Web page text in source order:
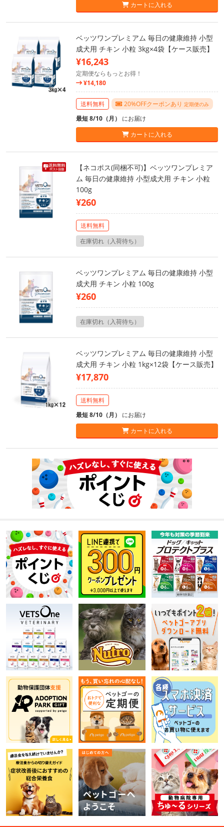
カートに入れる
ベッツワンプレミアム 毎日の健康維持 小型
成犬用 チキン 小粒 3kg×4袋【ケース販売】
¥16,243
定期便ならもっとお得！
¥14,180
送料無料 20%OFFクーポンあり 定期便のみ
最短 8/10（月） にお届け
カートに入れる
【ネコポス(同梱不可)】ベッツワンプレミア
ム 毎日の健康維持 小型成犬用 チキン 小粒
100g
¥260
送料無料
在庫切れ（入荷待ち）
ベッツワンプレミアム 毎日の健康維持 小型
成犬用 チキン 小粒 100g
¥260
在庫切れ（入荷待ち）
ベッツワンプレミアム 毎日の健康維持 小型
成犬用 チキン 小粒 1kg×12袋【ケース販売】
¥17,870
送料無料
最短 8/10（月） にお届け
カートに入れる